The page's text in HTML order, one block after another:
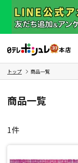
トップ 商品一覧
商品一覧
1件